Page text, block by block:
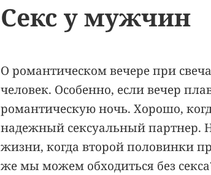
Секс у мужчин
О романтическом вечере при
человек. Особенно, если вечер
романтическую ночь. Хорошо,
надежный сексуальный партнер.
жизни, когда второй половинки
же мы можем обходиться без